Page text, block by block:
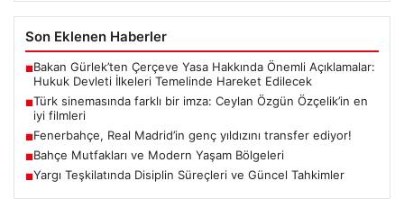
Son Eklenen Haberler
■Bakan Gürlek’ten Çerçeve Yasa Hakkında Önemli Açıklamalar:
Hukuk Devleti İlkeleri Temelinde Hareket Edilecek
■Türk sinemasında farklı bir imza: Ceylan Özgün Özçelik’in en
iyi filmleri
■Fenerbahçe, Real Madrid’in genç yıldızını transfer ediyor!
■Bahçe Mutfakları ve Modern Yaşam Bölgeleri
■Yargı Teşkilatında Disiplin Süreçleri ve Güncel Tahkimler